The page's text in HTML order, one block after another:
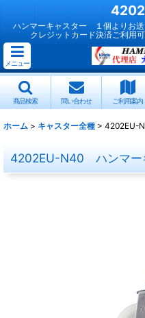
ハンマーキャスター １個よりお
クレジットカード決済ご利用
メニュー
商品検索 問い合わせ ご利用案内
ホーム > キャスター全種 > 4202EU-
4202EU-N40 ハンマー